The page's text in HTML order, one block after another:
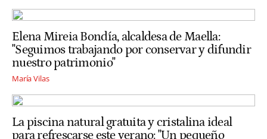
Elena Mireia Bondía, alcaldesa de Maella:
"Seguimos trabajando por conservar y difundir
nuestro patrimonio"
María Vilas
La piscina natural gratuita y cristalina ideal
para refrescarse este verano: "Un pequeño